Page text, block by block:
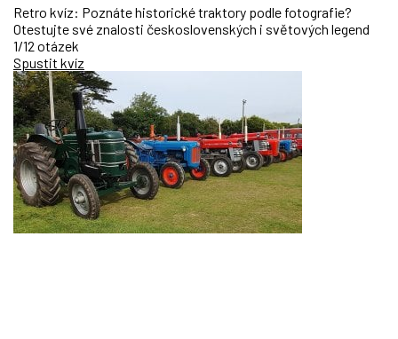
Retro kvíz: Poznáte historické traktory podle fotografie?
Otestujte své znalosti československých i světových legend
1/12 otázek
Spustit kvíz